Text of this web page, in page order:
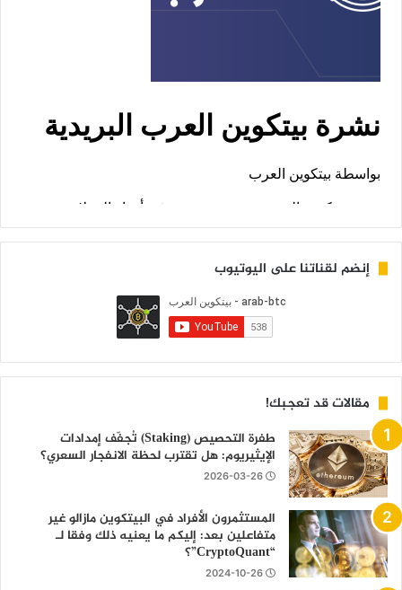
إنضم لقناتنا على اليوتيوب
مقالات قد تعجبك!
طفرة التحصيص (Staking) تُجفّف إمدادات
الإيثيريوم: هل تقترب لحظة الانفجار السعري؟
2026-03-26
المستثمرون الأفراد في البيتكوين مازالو غير
متفاعلين بعد: إليكم ما يعنيه ذلك وفقا لـ
“CryptoQuant”؟
2024-10-26